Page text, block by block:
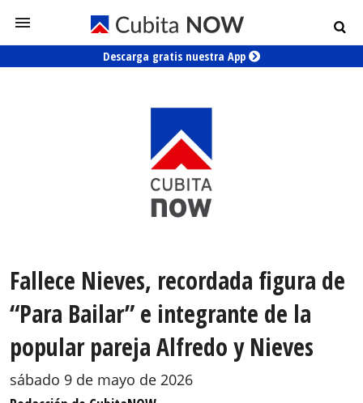
Descarga gratis nuestra App
Fallece Nieves, recordada figura de
“Para Bailar” e integrante de la
popular pareja Alfredo y Nieves
sábado 9 de mayo de 2026